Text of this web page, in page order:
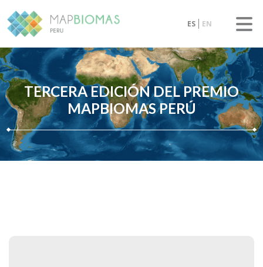
ES EN
TERCERA EDICIÓN DEL PREMIO
MAPBIOMAS PERÚ